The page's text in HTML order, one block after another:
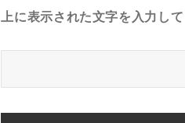
上に表示された文字を入力して